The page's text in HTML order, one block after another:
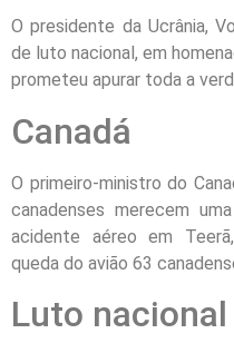
O presidente da Ucrânia,
de luto nacional, em
prometeu apurar toda a
Canadá
O primeiro-ministro do
canadenses merecem
acidente aéreo em
queda do avião 63
Luto nacional